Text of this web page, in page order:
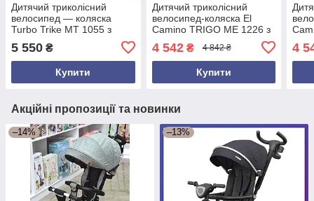
Дитячий триколісний
велосипед — коляска
Turbo Trike MT 1055 з
Чорний
5 550 ₴
Купити
Дитячий триколісний
велосипед-коляска El
Camino TRIGO ME 1226 з
Бежевий
4 542₴ 4 842 ₴
Купити
4
Акційні пропозиції та новинки
–14% –13%